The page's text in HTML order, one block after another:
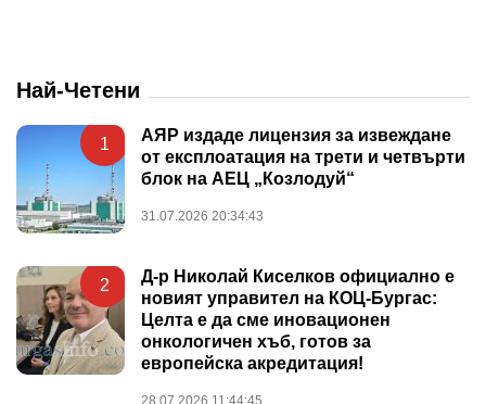
Най-Четени
1
АЯР издаде лицензия за извеждане
от експлоатация на трети и четвърти
блок на АЕЦ „Козлодуй“
31.07.2026 20:34:43
2
Д-р Николай Киселков официално е
новият управител на КОЦ-Бургас:
Целта е да сме иновационен
онкологичен хъб, готов за
европейска акредитация!
28.07.2026 11:44:45